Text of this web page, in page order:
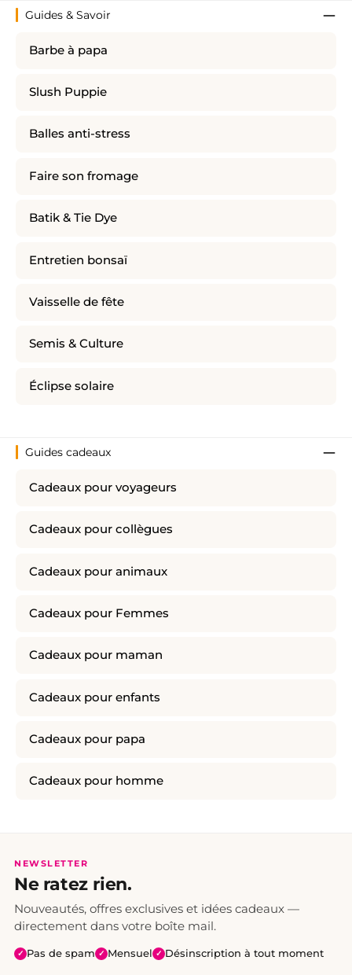
Guides & Savoir
Barbe à papa
Slush Puppie
Balles anti-stress
Faire son fromage
Batik & Tie Dye
Entretien bonsaï
Vaisselle de fête
Semis & Culture
Éclipse solaire
Guides cadeaux
Cadeaux pour voyageurs
Cadeaux pour collègues
Cadeaux pour animaux
Cadeaux pour Femmes
Cadeaux pour maman
Cadeaux pour enfants
Cadeaux pour papa
Cadeaux pour homme
NEWSLETTER
Ne ratez rien.
Nouveautés, offres exclusives et idées cadeaux —
directement dans votre boîte mail.
✓ Pas de spam ✓ Mensuel ✓ Désinscription à tout moment